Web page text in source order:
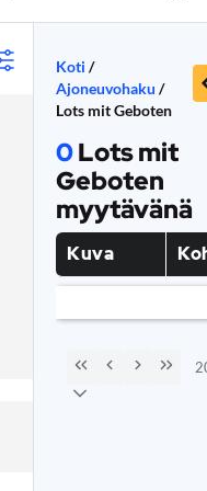
Koti /
Ajoneuvohaku /
Lots mit Geboten
0Lots mit
Geboten
myytävänä
Kuva